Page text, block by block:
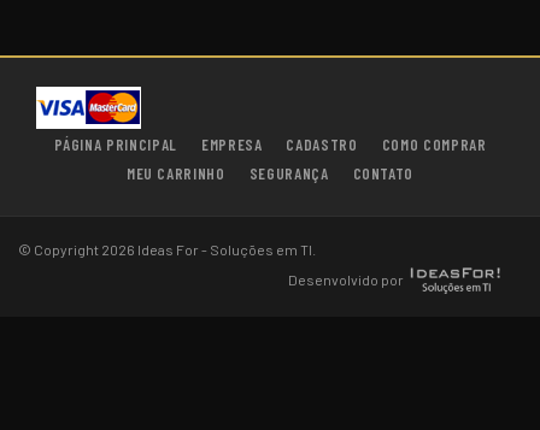
PÁGINA PRINCIPAL EMPRESA CADASTRO
COMO COMPRAR
MEU CARRINHO
SEGURANÇA CONTATO
© Copyright 2026 Ideas For - Soluções em TI.
Desenvolvido por